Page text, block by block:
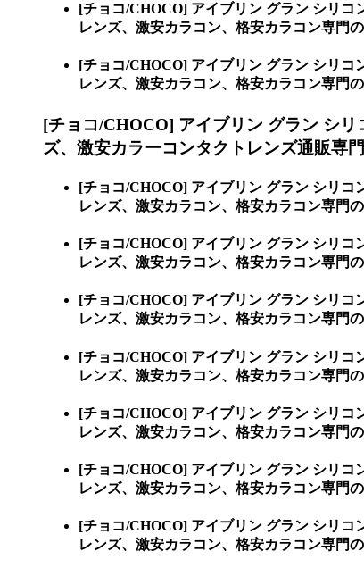
[チョコ/CHOCO] アイブリン グラン シリコ
レンズ、激安カラコン、格安カラコン専門
[チョコ/CHOCO] アイブリン グラン シリコ
レンズ、激安カラコン、格安カラコン専門
[チョコ/CHOCO] アイブリン グラン シリ
ズ、激安カラーコンタクトレンズ通販専
[チョコ/CHOCO] アイブリン グラン シリコ
レンズ、激安カラコン、格安カラコン専門
[チョコ/CHOCO] アイブリン グラン シリコ
レンズ、激安カラコン、格安カラコン専門
[チョコ/CHOCO] アイブリン グラン シリコ
レンズ、激安カラコン、格安カラコン専門
[チョコ/CHOCO] アイブリン グラン シリコ
レンズ、激安カラコン、格安カラコン専門
[チョコ/CHOCO] アイブリン グラン シリコ
レンズ、激安カラコン、格安カラコン専門
[チョコ/CHOCO] アイブリン グラン シリコ
レンズ、激安カラコン、格安カラコン専門
[チョコ/CHOCO] アイブリン グラン シリコ
レンズ、激安カラコン、格安カラコン専門